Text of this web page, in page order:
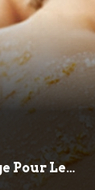
Pour Le…